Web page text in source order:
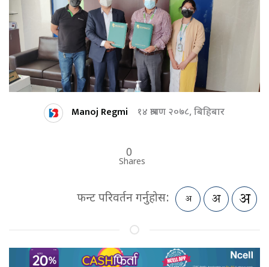
Manoj Regmi १४ श्रावण २०७८, बिहिबार
0
Shares
फन्ट परिवर्तन गर्नुहोस: